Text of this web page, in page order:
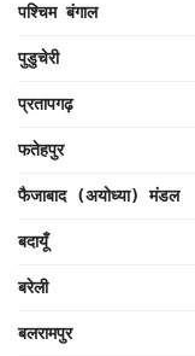
पश्चिम बंगाल
पुडुचेरी
प्रतापगढ़
फतेहपुर
फैजाबाद (अयोध्या) मंडल
बदायूँ
बरेली
बलरामपुर